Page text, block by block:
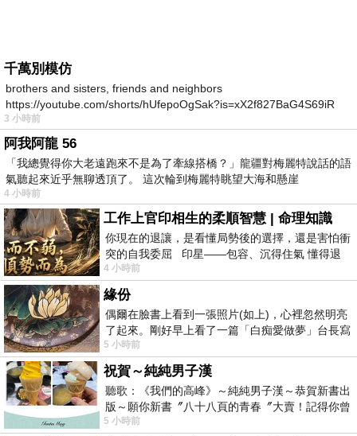
千萬別模仿
brothers and sisters, friends and neighbors
https://youtube.com/shorts/hUfepoOgSak?is=xX2f827BaG4S69iR
https
3 小時前
阿我阿龍 56
「我總覺得你大老遠跑來不是為了牽線搭橋？」龍疆對梅麗特說話的語
氣聽起來近乎無聊透頂了。 這次輪到梅麗特眺望大海和懸崖
4 小時前
工作上官印相生的柔順智慧 | 命理知識
你現在的退讓，是看懂局勢後的選擇，還是害怕衝
突的自我委屈 印星——包容、沉得住氣 懂得退
一步觀察，不會
4 小時前
緣份
偶爾在臉書上看到一張照片(如上)，心裡忽然明亮
了起來。剛好早上看了一篇「白痴愛做夢」台長寫
的貼文，在回顧年輕時瘋狂愛上
5 小時前
祝賀～純純男子漢
聽歌：《我們的高峰》～純純男子漢～恭賀新書出
版～願你新書〞八十八頁的青春〞大賣！記得你曾
經在我的版留言…「好讚的圖^^感覺大家
5 小時前